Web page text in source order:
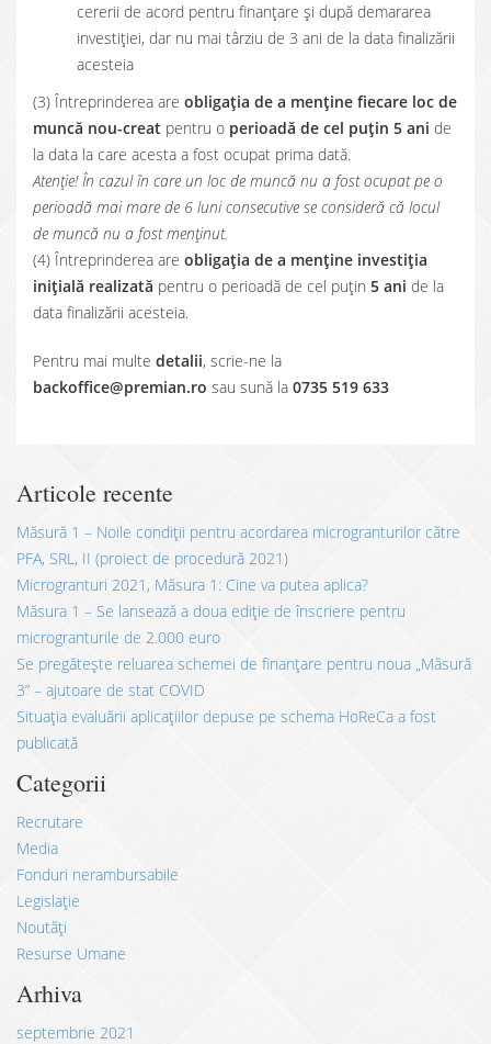
cererii de acord pentru finanțare și după demararea
investiţiei, dar nu mai târziu de 3 ani de la data finalizării
acesteia
(3) Întreprinderea are obligația de a menține fiecare loc de
muncă nou-creat pentru o perioadă de cel puțin 5 ani de
la data la care acesta a fost ocupat prima dată.
Atenție! În cazul în care un loc de muncă nu a fost ocupat pe o
perioadă mai mare de 6 luni consecutive se consideră că locul
de muncă nu a fost menținut.
(4) Întreprinderea are obligaţia de a menţine investiţia
iniţială realizată pentru o perioadă de cel puţin 5 ani de la
data finalizării acesteia.
Pentru mai multe detalii, scrie-ne la
backoffice@premian.ro sau sună la 0735 519 633
Articole recente
Măsură 1 – Noile condiții pentru acordarea microgranturilor către
PFA, SRL, II (proiect de procedură 2021)
Microgranturi 2021, Măsura 1: Cine va putea aplica?
Măsura 1 – Se lansează a doua ediție de înscriere pentru
microgranturile de 2.000 euro
Se pregătește reluarea schemei de finanțare pentru noua „Măsură
3” – ajutoare de stat COVID
Situația evaluării aplicațiilor depuse pe schema HoReCa a fost
publicată
Categorii
Recrutare
Media
Fonduri nerambursabile
Legislație
Noutăți
Resurse Umane
Arhiva
septembrie 2021